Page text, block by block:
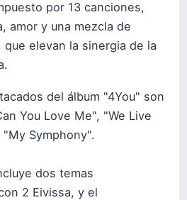
por 13 canciones,
amor y una mezcla de
elevan la sinergia de la
del álbum "4You" son
You Love Me", "We Live
Symphony".
dos temas
2 Eivissa, y el